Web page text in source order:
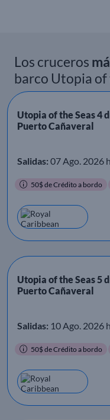
Los cruceros
barco Utopia of
Utopia of the Seas 4
Puerto Cañaveral
Salidas: 07 Ago. 2026
50$ de Crédito a bordo
Utopia of the Seas 5
Puerto Cañaveral
Salidas: 10 Ago. 2026
50$ de Crédito a bordo